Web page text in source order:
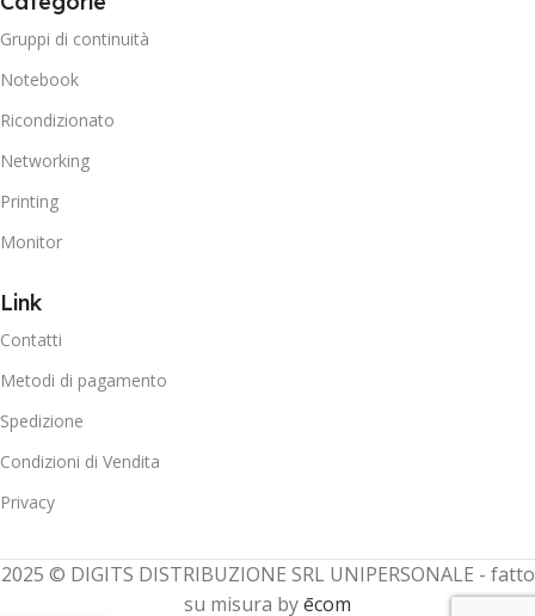
Gruppi di continuità
Notebook
Ricondizionato
Networking
Printing
Monitor
Link
Contatti
Metodi di pagamento
Spedizione
Condizioni di Vendita
Privacy
2025 © DIGITS DISTRIBUZIONE SRL UNIPERSONALE - fatto
su misura byēcom